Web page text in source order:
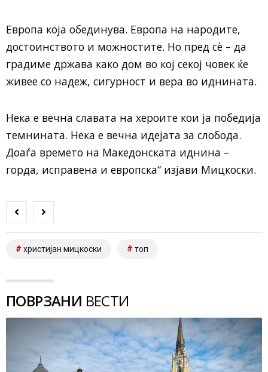
Европа која обединува. Европа на народите,
достоинството и можностите. Но пред сè – да
градиме држава како дом во кој секој човек ќе
живее со надеж, сигурност и вера во иднината.
Нека е вечна славата на хероите кои ја победија
темнината. Нека е вечна идејата за слобода.
Доаѓа времето на Македонската иднина –
горда, исправена и европска“ изјави Мицкоски.
христијан мицкоски топ
ПОВРЗАНИ ВЕСТИ